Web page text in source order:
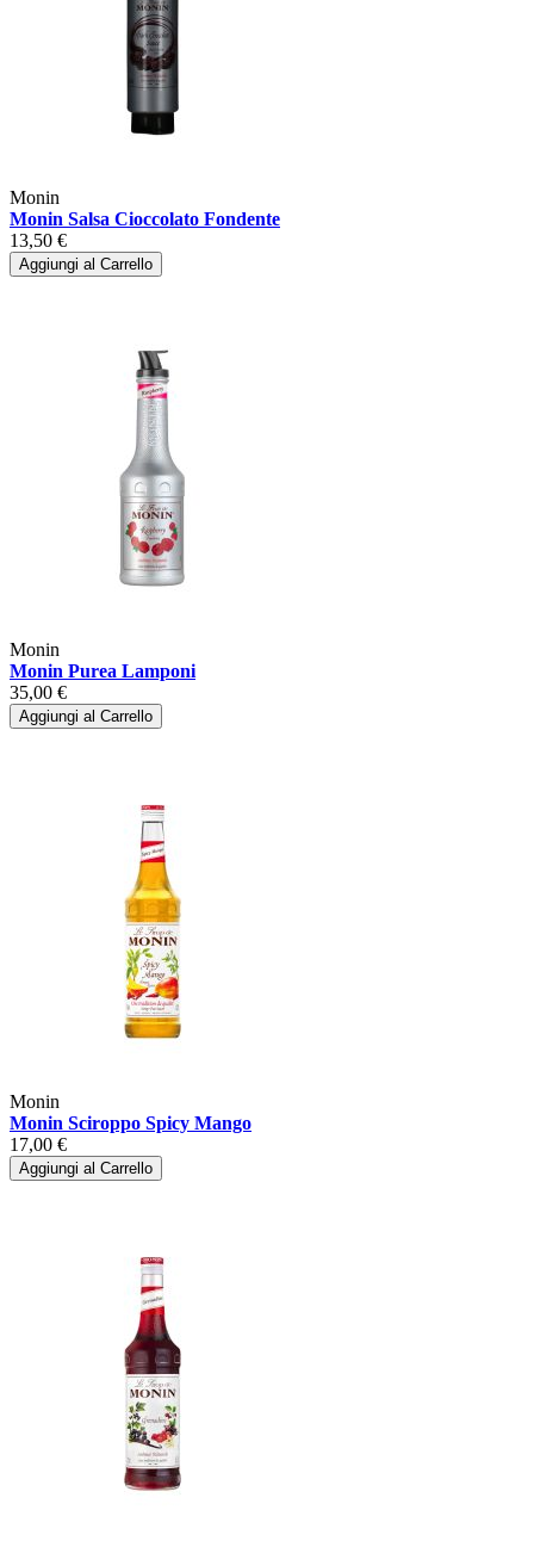
Monin
Monin Salsa Cioccolato Fondente
13,50 €
Aggiungi al Carrello
Monin
Monin Purea Lamponi
35,00 €
Aggiungi al Carrello
Monin
Monin Sciroppo Spicy Mango
17,00 €
Aggiungi al Carrello